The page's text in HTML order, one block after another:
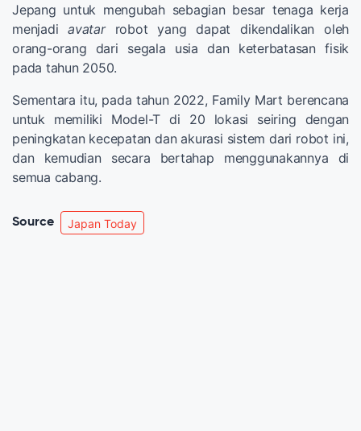
Jepang untuk mengubah sebagian besar tenaga kerja
menjadiavatarrobot yang dapat dikendalikan oleh
orang-orang dari segala usia dan keterbatasan fisik
pada tahun 2050.
Sementara itu, pada tahun 2022, Family Mart berencana
untuk memiliki Model-T di 20 lokasi seiring dengan
peningkatan kecepatan dan akurasi sistem dari robot ini,
dan kemudian secara bertahap menggunakannya di
semua cabang.
Source Japan Today